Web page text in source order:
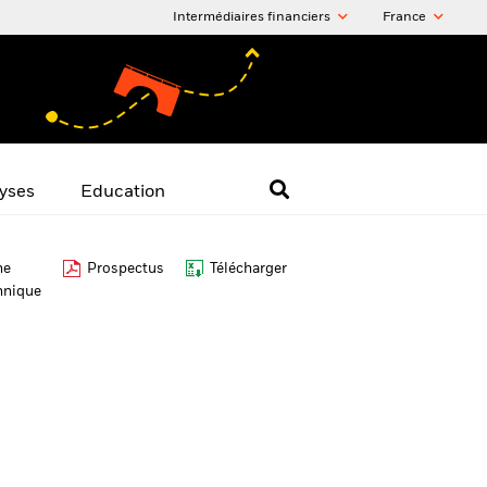
Intermédiaires financiers France
Education
Prospectus Télécharger